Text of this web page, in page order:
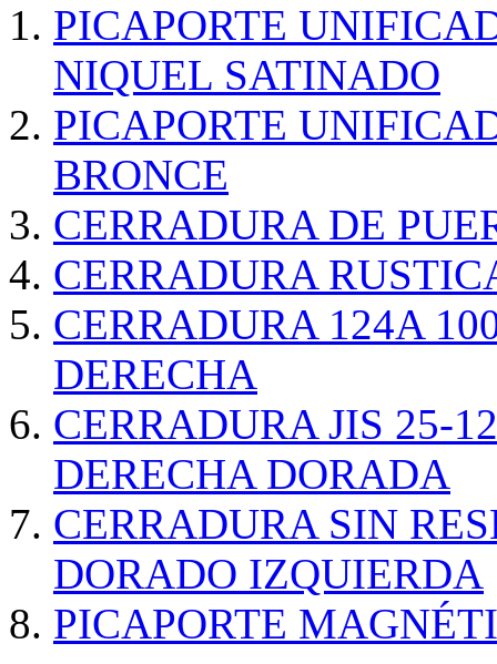
PICAPORTE
NIQUEL SATINADO
PICAPORTE
BRONCE
CERRADURA DE
CERRADURA
CERRADURA 124A
DERECHA
CERRADURA JIS 25-
DERECHA DORADA
CERRADURA SIN
DORADO IZQUIERDA
PICAPORTE